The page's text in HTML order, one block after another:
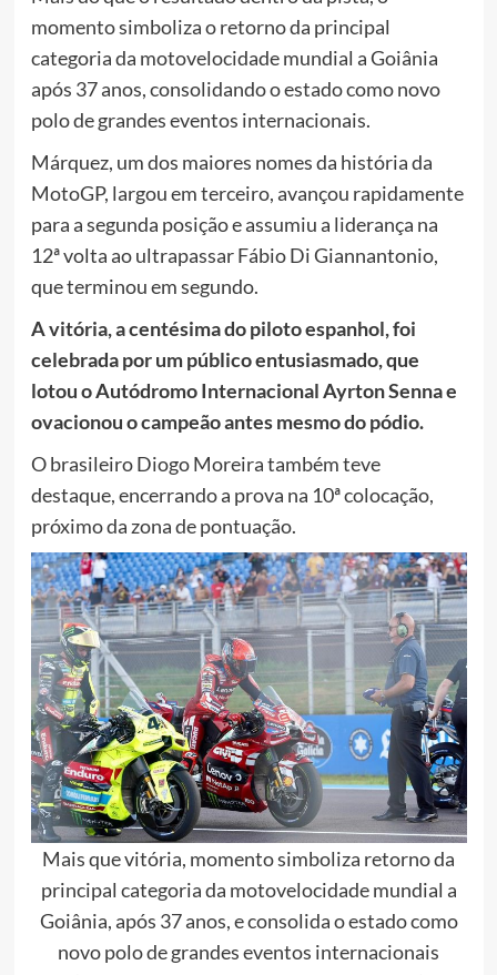
momento simboliza o retorno da principal
categoria da motovelocidade mundial a Goiânia
após 37 anos, consolidando o estado como novo
polo de grandes eventos internacionais.
Márquez, um dos maiores nomes da história da
MotoGP, largou em terceiro, avançou rapidamente
para a segunda posição e assumiu a liderança na
12ª volta ao ultrapassar Fábio Di Giannantonio,
que terminou em segundo.
A vitória, a centésima do piloto espanhol, foi
celebrada por um público entusiasmado, que
lotou o Autódromo Internacional Ayrton Senna e
ovacionou o campeão antes mesmo do pódio.
O brasileiro Diogo Moreira também teve
destaque, encerrando a prova na 10ª colocação,
próximo da zona de pontuação.
Mais que vitória, momento simboliza retorno da
principal categoria da motovelocidade mundial a
Goiânia, após 37 anos, e consolida o estado como
novo polo de grandes eventos internacionais